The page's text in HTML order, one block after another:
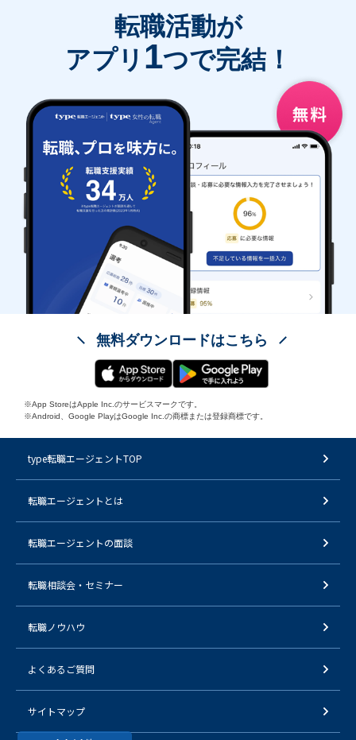
転職活動が
アプリ 1つで完結！
無料ダウンロードはこちら
※App StoreはApple Inc.のサービスマークです。
※Android、Google PlayはGoogle Inc.の商標または登録商標です。
type転職エージェントTOP
転職エージェントとは
転職エージェントの面談
転職相談会・セミナー
転職ノウハウ
よくあるご質問
サイトマップ